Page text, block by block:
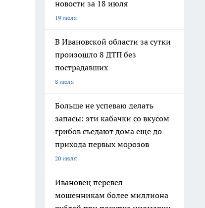
новости за 18 июля
19 июля
В Ивановской области за сутки
произошло 8 ДТП без
пострадавших
8 июля
Больше не успеваю делать
запасы: эти кабачки со вкусом
грибов съедают дома еще до
прихода первых морозов
20 июля
Ивановец перевел
мошенникам более миллиона